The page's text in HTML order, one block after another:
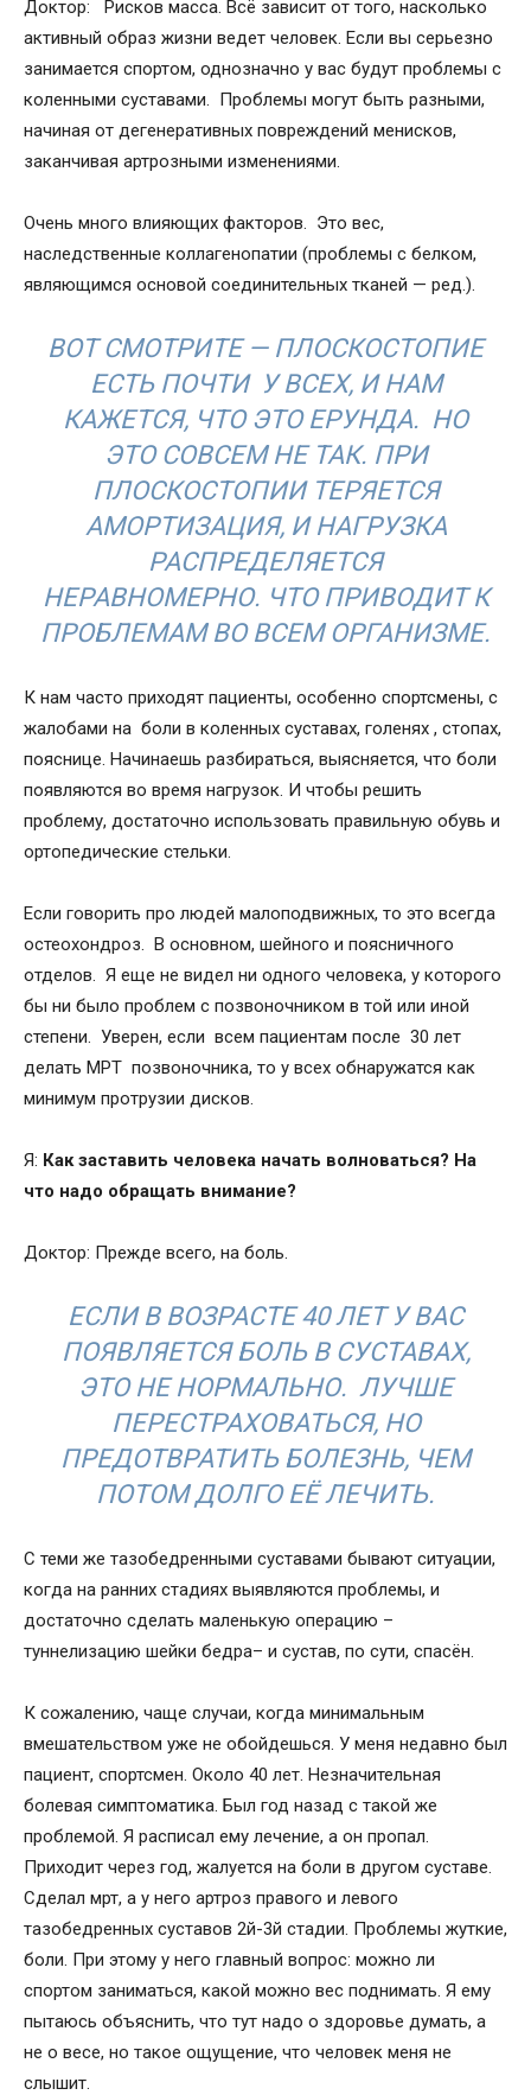
Доктор: Рисков масса. Всё зависит от того, насколько
активный образ жизни ведет человек. Если вы серьезно
занимается спортом, однозначно у вас будут проблемы с
коленными суставами. Проблемы могут быть разными,
начиная от дегенеративных повреждений менисков,
заканчивая артрозными изменениями.
Очень много влияющих факторов. Это вес,
наследственные коллагенопатии (проблемы с белком,
являющимся основой соединительных тканей — ред.).
ВОТ СМОТРИТЕ — ПЛОСКОСТОПИЕ
ЕСТЬ ПОЧТИ У ВСЕХ, И НАМ
КАЖЕТСЯ, ЧТО ЭТО ЕРУНДА. НО
ЭТО СОВСЕМ НЕ ТАК. ПРИ
ПЛОСКОСТОПИИ ТЕРЯЕТСЯ
АМОРТИЗАЦИЯ, И НАГРУЗКА
РАСПРЕДЕЛЯЕТСЯ
НЕРАВНОМЕРНО. ЧТО ПРИВОДИТ К
ПРОБЛЕМАМ ВО ВСЕМ ОРГАНИЗМЕ.
К нам часто приходят пациенты, особенно спортсмены, с
жалобами на боли в коленных суставах, голенях , стопах,
пояснице. Начинаешь разбираться, выясняется, что боли
появляются во время нагрузок. И чтобы решить
проблему, достаточно использовать правильную обувь и
ортопедические стельки.
Если говорить про людей малоподвижных, то это всегда
остеохондроз. В основном, шейного и поясничного
отделов. Я еще не видел ни одного человека, у которого
бы ни было проблем с позвоночником в той или иной
степени. Уверен, если всем пациентам после 30 лет
делать МРТ позвоночника, то у всех обнаружатся как
минимум протрузии дисков.
Я: Как заставить человека начать волноваться? На
что надо обращать внимание?
Доктор: Прежде всего, на боль.
ЕСЛИ В ВОЗРАСТЕ 40 ЛЕТ У ВАС
ПОЯВЛЯЕТСЯ БОЛЬ В СУСТАВАХ,
ЭТО НЕ НОРМАЛЬНО. ЛУЧШЕ
ПЕРЕСТРАХОВАТЬСЯ, НО
ПРЕДОТВРАТИТЬ БОЛЕЗНЬ, ЧЕМ
ПОТОМ ДОЛГО ЕЁ ЛЕЧИТЬ.
С теми же тазобедренными суставами бывают ситуации,
когда на ранних стадиях выявляются проблемы, и
достаточно сделать маленькую операцию –
туннелизацию шейки бедра– и сустав, по сути, спасён.
К сожалению, чаще случаи, когда минимальным
вмешательством уже не обойдешься. У меня недавно был
пациент, спортсмен. Около 40 лет. Незначительная
болевая симптоматика. Был год назад с такой же
проблемой. Я расписал ему лечение, а он пропал.
Приходит через год, жалуется на боли в другом суставе.
Сделал мрт, а у него артроз правого и левого
тазобедренных суставов 2й-3й стадии. Проблемы жуткие,
боли. При этому у него главный вопрос: можно ли
спортом заниматься, какой можно вес поднимать. Я ему
пытаюсь объяснить, что тут надо о здоровье думать, а
не о весе, но такое ощущение, что человек меня не
слышит.